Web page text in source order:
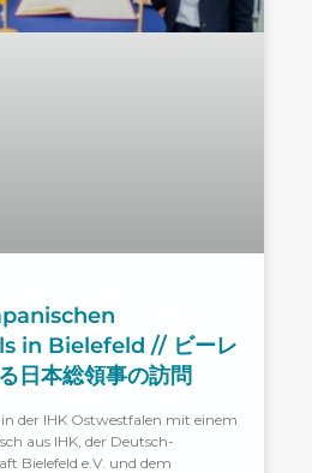
in Bielefeld // ビーレ
日本総領事の訪問
der IHK Ostwestfalen mit einem
aus IHK, der Deutsch-
Bielefeld e.V. und dem